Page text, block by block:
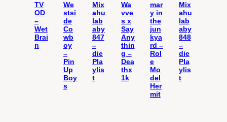
TV
OD
–
Wet
Brai
n
We
stsi
de
Co
wb
oy
–
Pin
Up
Boy
s
Mix
ahu
lab
aby
847
–
die
Pla
ylis
t
Wa
vve
s x
Say
Any
thin
g –
Dea
thx
1k
mar
y in
the
jun
kya
rd –
Rol
e
Mo
del
Her
mit
Mix
ahu
lab
aby
848
–
die
Pla
ylis
t